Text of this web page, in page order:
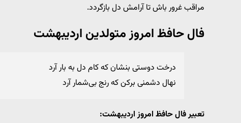
مراقب غرور باش تا آرامش دل بازگردد.
فال حافظ امروز متولدین اردیبهشت
درخت دوستی بنشان که کام دل به بار آرد
نهال دشمنی برکن که رنج بی‌شمار آرد
تعبیر فال حافظ امروز اردیبهشت: